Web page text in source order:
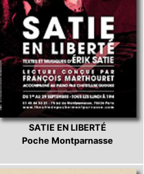
SATIE EN LIBERTÉ
Poche Montparnasse